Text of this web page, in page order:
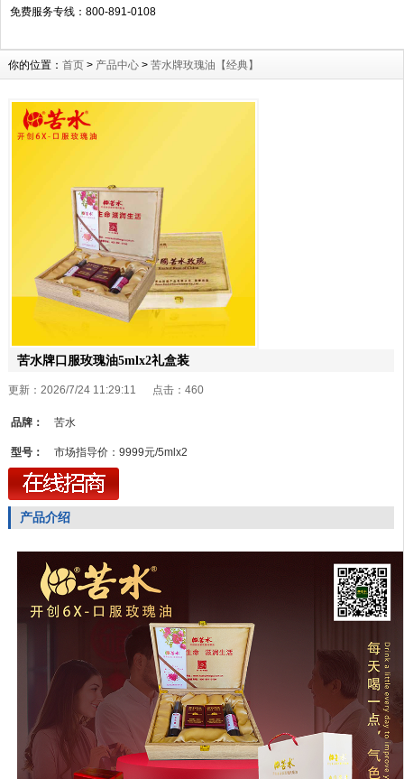
免费服务专线：800-891-0108
你的位置： 首页 > 产品中心 > 苦水牌玫瑰油【经典】
苦水牌口服玫瑰油5mlx2礼盒装
更新：2026/7/24 11:29:11 点击： 460
品牌： 苦水
型号： 市场指导价：9999元/5mlx2
产品介绍